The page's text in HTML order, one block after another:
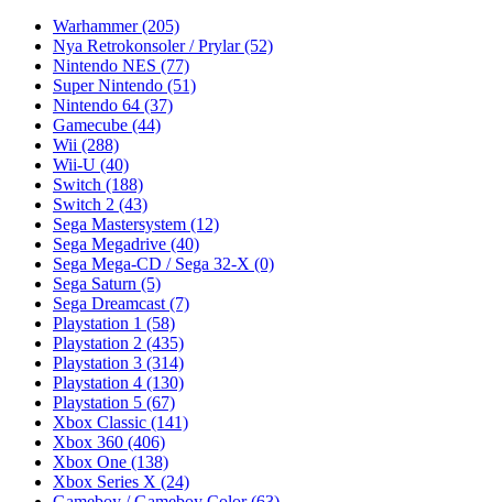
Warhammer(205)
Nya Retrokonsoler / Prylar(52)
Nintendo NES (77)
Super Nintendo (51)
Nintendo 64 (37)
Gamecube (44)
Wii (288)
Wii-U (40)
Switch (188)
Switch 2 (43)
Sega Mastersystem (12)
Sega Megadrive (40)
Sega Mega-CD / Sega 32-X (0)
Sega Saturn (5)
Sega Dreamcast (7)
Playstation 1 (58)
Playstation 2 (435)
Playstation 3 (314)
Playstation 4 (130)
Playstation 5 (67)
Xbox Classic (141)
Xbox 360 (406)
Xbox One (138)
Xbox Series X (24)